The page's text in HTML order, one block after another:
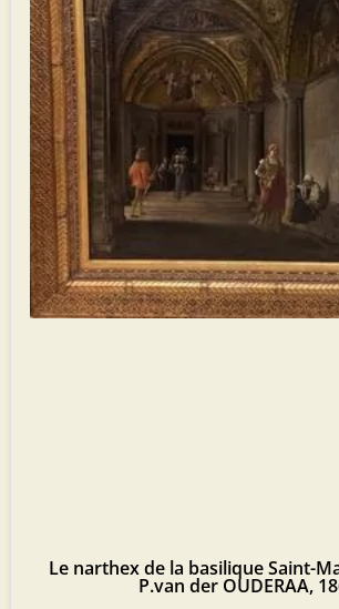
Le narthex de la basilique Saint-
P.van der OUDERAA,